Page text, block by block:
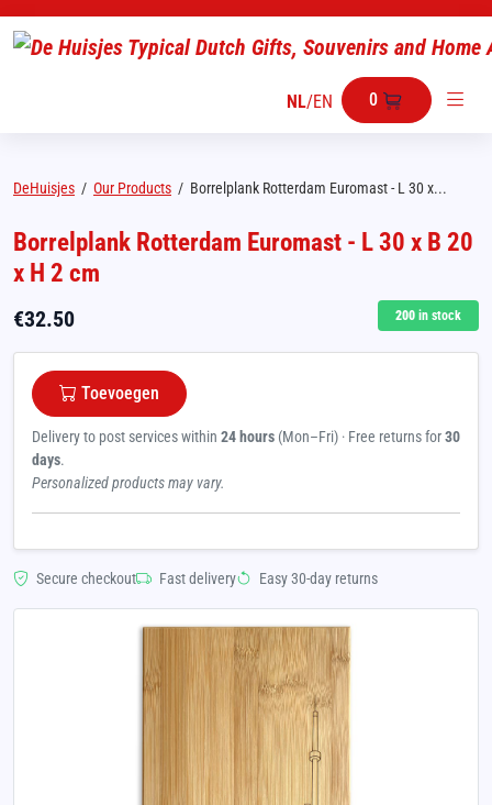
NL/EN 0
DeHuisjes / Our Products / Borrelplank Rotterdam Euromast - L 30 x...
Borrelplank Rotterdam Euromast - L 30 x B 20
x H 2 cm
€32.50 200 in stock
Toevoegen
Delivery to post services within 24 hours (Mon–Fri) · Free returns for30
days.
Personalized products may vary.
Secure checkout Fast delivery Easy 30-day returns